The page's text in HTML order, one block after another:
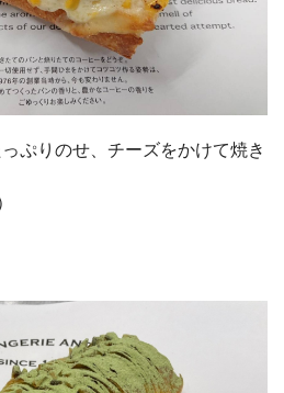
ぷりのせ、チーズをかけて焼き